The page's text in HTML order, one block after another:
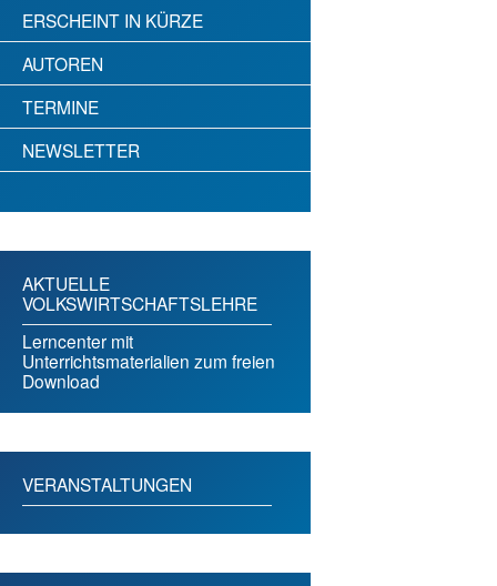
ERSCHEINT IN KÜRZE
AUTOREN
TERMINE
NEWSLETTER
AKTUELLE
VOLKSWIRTSCHAFTSLEHRE
Lerncenter mit
Unterrichtsmaterialien zum freien
Download
VERANSTALTUNGEN